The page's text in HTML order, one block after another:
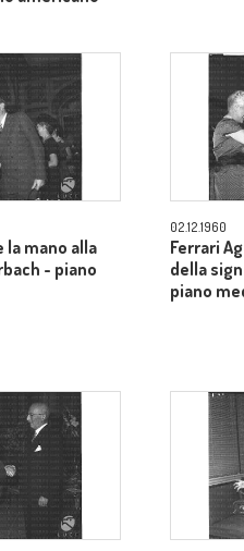
la mano alla
- piano
02.12.1960
Ferrari
della
piano